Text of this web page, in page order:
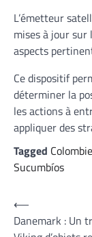
L’émetteur
mises à jour
aspects
Ce dispositif
déterminer la
les actions à
appliquer des
Tagged Colombie
Sucumbíos
Navigation
de
⟵
Danemark : Un